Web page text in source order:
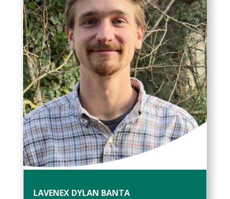
LAVENEX DYLAN BANTA